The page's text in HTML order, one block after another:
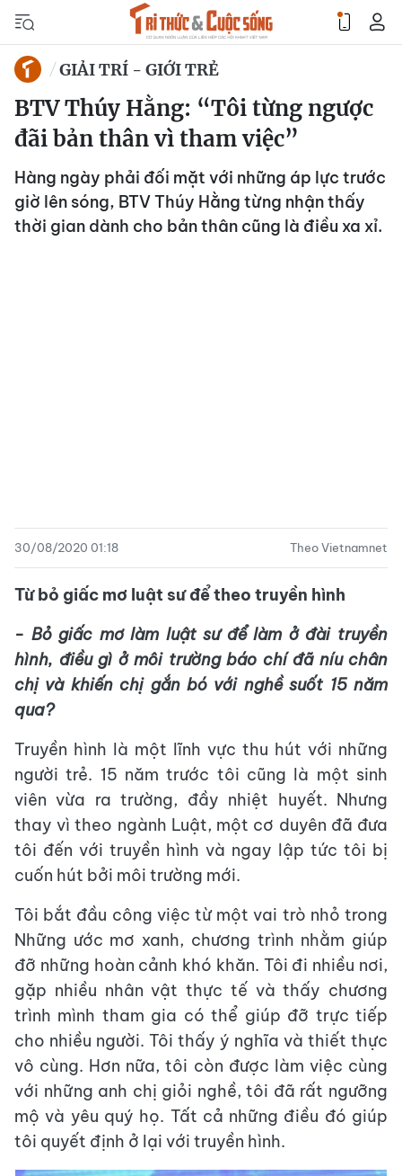
GIẢI TRÍ - GIỚI TRẺ
BTV Thúy Hằng: “Tôi từng ngược
đãi bản thân vì tham việc”
Hàng ngày phải đối mặt với những áp lực trước
giờ lên sóng, BTV Thúy Hằng từng nhận thấy
thời gian dành cho bản thân cũng là điều xa xỉ.
30/08/2020 01:18 Theo Vietnamnet
Từ bỏ giấc mơ luật sư để theo truyền hình
- Bỏ giấc mơ làm luật sư để làm ở đài truyền
hình, điều gì ở môi trường báo chí đã níu chân
chị và khiến chị gắn bó với nghề suốt 15 năm
qua?
Truyền hình là một lĩnh vực thu hút với những
người trẻ. 15 năm trước tôi cũng là một sinh
viên vừa ra trường, đầy nhiệt huyết. Nhưng
thay vì theo ngành Luật, một cơ duyên đã đưa
tôi đến với truyền hình và ngay lập tức tôi bị
cuốn hút bởi môi trường mới.
Tôi bắt đầu công việc từ một vai trò nhỏ trong
Những ước mơ xanh, chương trình nhằm giúp
đỡ những hoàn cảnh khó khăn. Tôi đi nhiều nơi,
gặp nhiều nhân vật thực tế và thấy chương
trình mình tham gia có thể giúp đỡ trực tiếp
cho nhiều người. Tôi thấy ý nghĩa và thiết thực
vô cùng. Hơn nữa, tôi còn được làm việc cùng
với những anh chị giỏi nghề, tôi đã rất ngưỡng
mộ và yêu quý họ. Tất cả những điều đó giúp
tôi quyết định ở lại với truyền hình.